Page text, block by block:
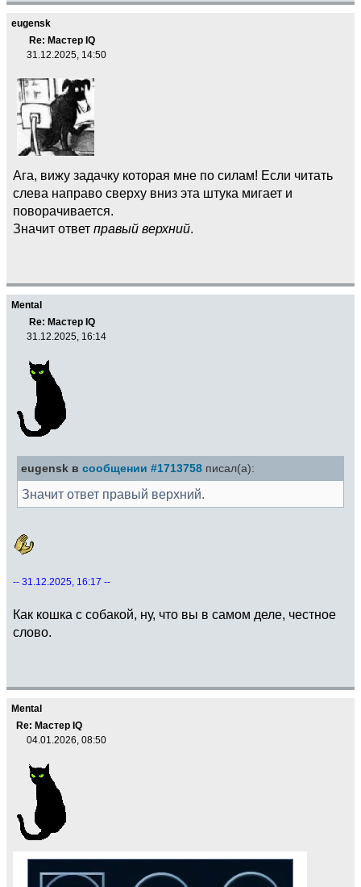
eugensk
Re: Мастер IQ
31.12.2025, 14:50
Ага, вижу задачку которая мне по силам! Если читать
слева направо сверху вниз эта штука мигает и
поворачивается.
Значит ответ правый верхний.
Mental
Re: Мастер IQ
31.12.2025, 16:14
eugensk в сообщении #1713758 писал(а):
Значит ответ правый верхний.
-- 31.12.2025, 16:17 --
Как кошка с собакой, ну, что вы в самом деле, честное
слово.
Mental
Re: Мастер IQ
04.01.2026, 08:50